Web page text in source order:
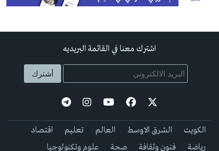
اشترك معنا في القائمة البريديه
الكويت الشرق الاوسط العالم تعليم
اقتصاد
رياضة
فنون وثقافة صحة علوم وتكنولوجيا